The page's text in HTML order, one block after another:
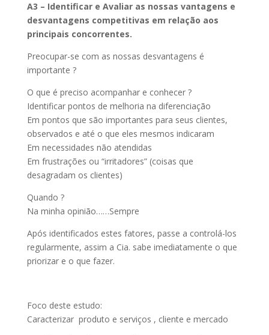
A3 – Identificar e Avaliar as nossas vantagens e
desvantagens competitivas em relação aos
principais concorrentes.
Preocupar-se com as nossas desvantagens é
importante ?
O que é preciso acompanhar e conhecer ?
Identificar pontos de melhoria na diferenciação
Em pontos que são importantes para seus clientes,
observados e até o que eles mesmos indicaram
Em necessidades não atendidas
Em frustrações ou “irritadores” (coisas que
desagradam os clientes)
Quando ?
Na minha opinião……Sempre
Após identificados estes fatores, passe a controlá-los
regularmente, assim a Cia. sabe imediatamente o que
priorizar e o que fazer.
Foco deste estudo:
Caracterizar produto e serviços , cliente e mercado